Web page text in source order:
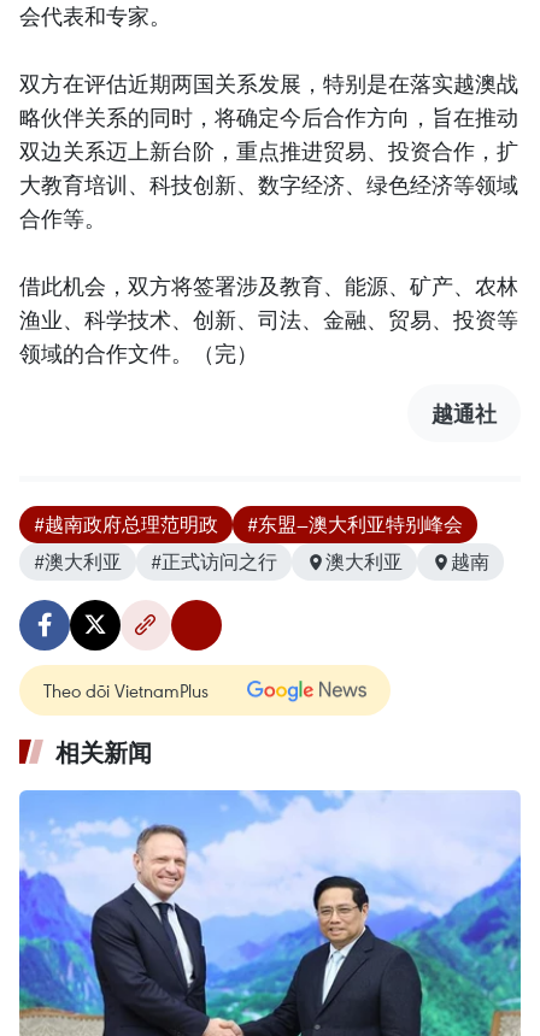
会代表和专家。
双方在评估近期两国关系发展，特别是在落实越澳战
略伙伴关系的同时，将确定今后合作方向，旨在推动
双边关系迈上新台阶，重点推进贸易、投资合作，扩
大教育培训、科技创新、数字经济、绿色经济等领域
合作等。
借此机会，双方将签署涉及教育、能源、矿产、农林
渔业、科学技术、创新、司法、金融、贸易、投资等
领域的合作文件。（完）
越通社
#越南政府总理范明政
#东盟—澳大利亚特别峰会
#澳大利亚
#正式访问之行 澳大利亚 越南
Theo dõi VietnamPlus
相关新闻